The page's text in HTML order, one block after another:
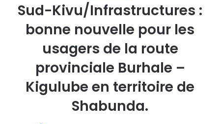
Sud-Kivu/Infrastructures :
bonne nouvelle pour les
usagers de la route
provinciale Burhale –
Kigulube en territoire de
Shabunda.